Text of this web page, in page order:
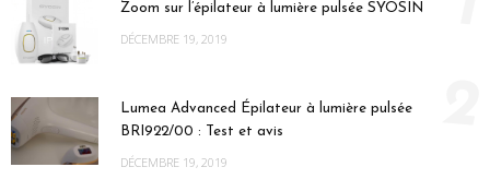
Zoom sur l’épilateur à lumière pulsée SYOSIN
DÉCEMBRE 19, 2019
Lumea Advanced Épilateur à lumière pulsée
BRI922/00 : Test et avis
DÉCEMBRE 19, 2019